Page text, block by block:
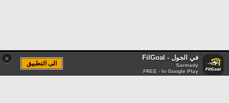
× في الجول - FilGoal
Sarmady
FREE - In Google Play
الى التطبيق